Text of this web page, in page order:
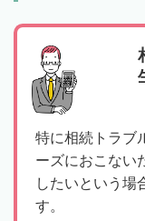
特に相続トラブ
ーズにおこない
したいという場
す。